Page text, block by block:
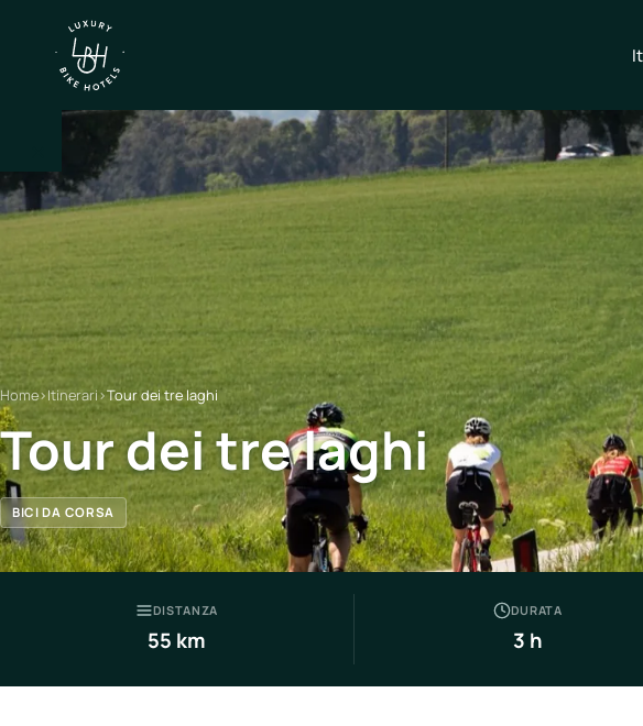
IT
EN
Itinerari
Nord
Italia
Centro
Italia
Sud
Italia
Northen
Italy
Home›Itinerari›Tour dei tre laghi
Tour dei tre laghi
BICI DA CORSA
DISTANZA
55 km
DURATA
3 h